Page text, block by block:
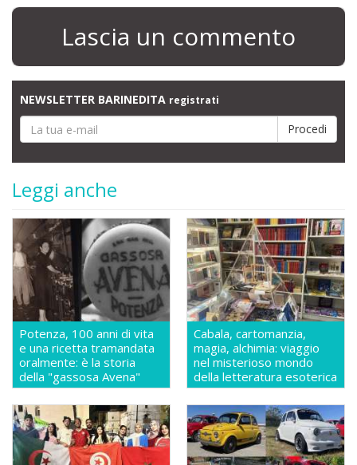
Lascia un commento
NEWSLETTER BARINEDITA registrati
Leggi anche
Potenza, 100 anni di vita
e una ricetta tramandata
oralmente: è la storia
della "gassosa Avena"
Cabala, cartomanzia,
magia, alchimia: viaggio
nel misterioso mondo
della letteratura esoterica